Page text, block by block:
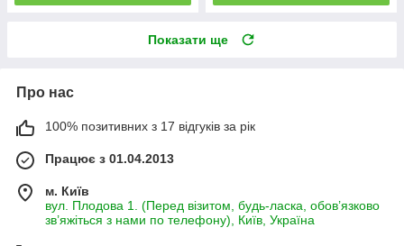
Показати ще
Про нас
100% позитивних з 17 відгуків за рік
Працює з 01.04.2013
м. Київ
вул. Плодова 1. (Перед візитом, будь-ласка, обов’язково
зв’яжіться з нами по телефону), Київ, Україна